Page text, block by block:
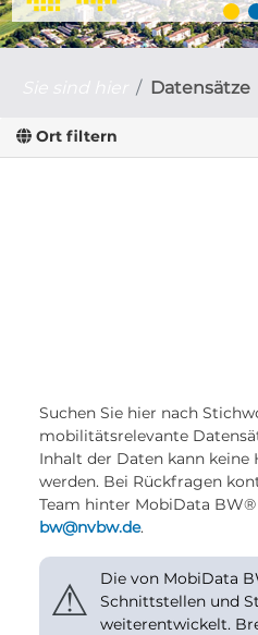
Datensätze
Ort filtern
Suchen Sie hier nach
mobilitätsrelevante
Inhalt der Daten kann
werden. Bei Rückfragen
Team hinter MobiData
bw@nvbw.de.
⚠
Die von MobiData
Schnittstellen und
weiterentwickelt.